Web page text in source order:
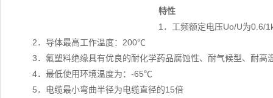
特性
1．工频额定电压Uo/U为0.6/
2．导体最高工作温度：200℃
3．氟塑料绝缘具有优良的耐化学药品腐蚀性、耐气候型、耐高
4．最低使用环境温度为：-65℃
5．电缆最小弯曲半径为电缆直径的15倍